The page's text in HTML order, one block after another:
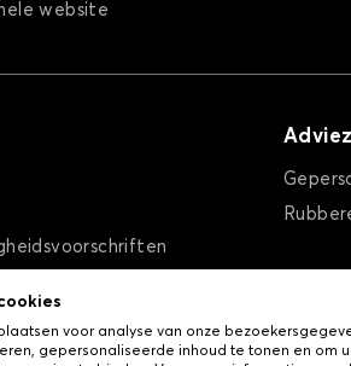
Kofferbakmatten voor MERCEDES
website
voor analyse van onze
gepersonaliseerde inhoud te tonen en om